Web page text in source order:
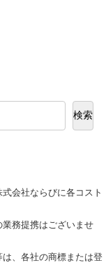
検索
会社ならびに各コスト
務提携はございませ
、各社の商標または登